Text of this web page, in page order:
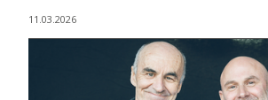
11.03.2026